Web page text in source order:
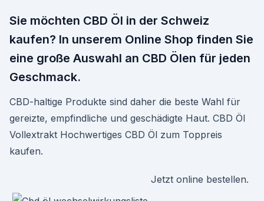
Sie möchten CBD Öl in der Schweiz
kaufen? In unserem Online Shop finden Sie
eine große Auswahl an CBD Ölen für jeden
Geschmack.
CBD-haltige Produkte sind daher die beste Wahl für
gereizte, empfindliche und geschädigte Haut. CBD Öl
Vollextrakt Hochwertiges CBD Öl zum Toppreis
kaufen.
Jetzt online bestellen.